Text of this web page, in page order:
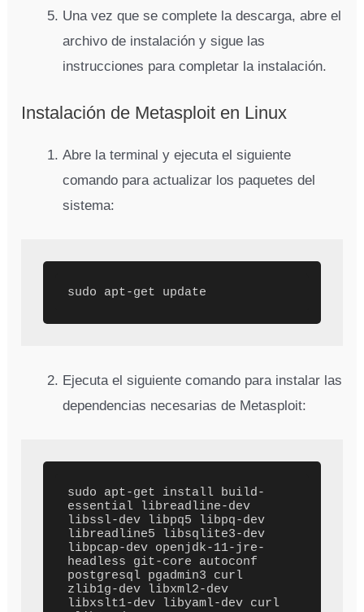
Una vez que se complete la descarga, abre el
archivo de instalación y sigue las
instrucciones para completar la instalación.
Instalación de Metasploit en Linux
Abre la terminal y ejecuta el siguiente
comando para actualizar los paquetes del
sistema:
Ejecuta el siguiente comando para instalar las
dependencias necesarias de Metasploit:
sudo apt-get install build-
essential libreadline-dev
libssl-dev libpq5 libpq-dev
libreadline5 libsqlite3-dev
libpcap-dev openjdk-11-jre-
headless git-core autoconf
postgresql pgadmin3 curl
zlib1g-dev libxml2-dev
libxslt1-dev libyaml-dev curl